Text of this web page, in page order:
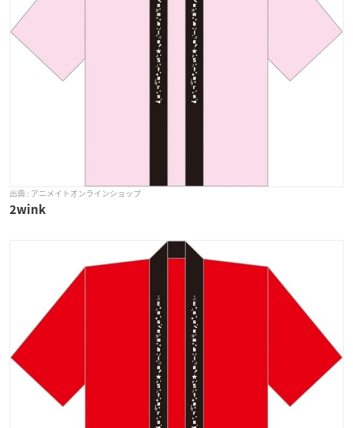
アニメイトオンラインショップ
2wink